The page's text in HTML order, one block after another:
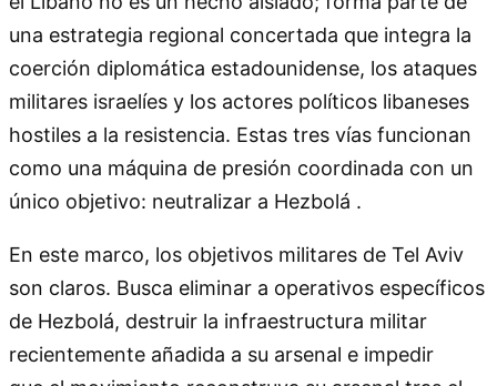
una estrategia regional concertada que integra la
coerción diplomática estadounidense, los ataques
militares israelíes y los actores políticos libaneses
hostiles a la resistencia. Estas tres vías funcionan
como una máquina de presión coordinada con un
único objetivo: neutralizar a Hezbolá .
En este marco, los objetivos militares de Tel Aviv
son claros. Busca eliminar a operativos específicos
de Hezbolá, destruir la infraestructura militar
recientemente añadida a su arsenal e impedir